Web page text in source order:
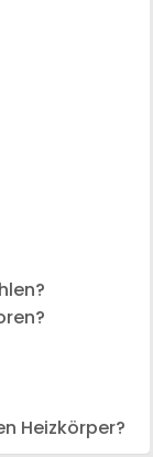
Heizkörper?